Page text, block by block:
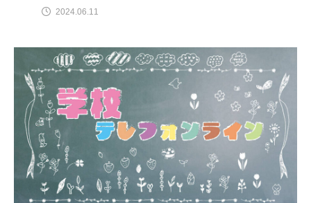
1975年のケルン・コンサート 1学期
2024年度 2025年 2025年度 2026
2026年 2026年度 20周年 2学期
3年生 4年生 6年生 6月号
7月 accototo BAD GENIUS BL出版
2024.06.11